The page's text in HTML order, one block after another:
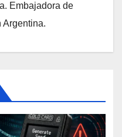
Embajadora de
Argentina.